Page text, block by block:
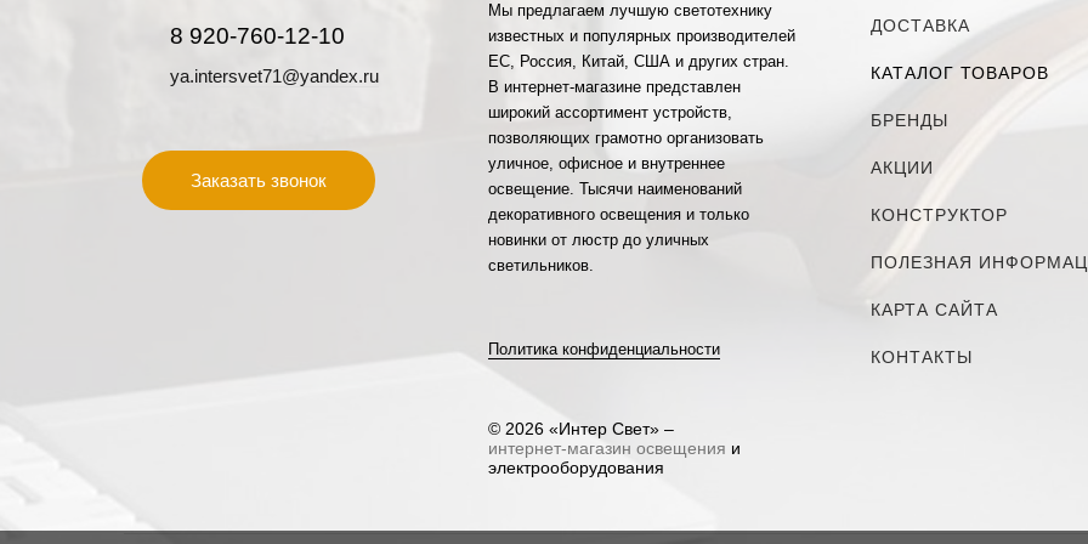
8 920-760-12-10
ya.intersvet71@yandex.ru
Заказать звонок
Мы предлагаем лучшую светотехнику
известных и популярных производителей
ЕС, Россия, Китай, США и других стран.
В интернет-магазине представлен
широкий ассортимент устройств,
позволяющих грамотно организовать
уличное, офисное и внутреннее
освещение. Тысячи наименований
декоративного освещения и только
новинки от люстр до уличных
светильников.
Политика конфиденциальности
© 2026 «Интер Свет» –
интернет-магазин освещения и
электрооборудования
ДОСТАВКА
КАТАЛОГ ТОВАРОВ
БРЕНДЫ
АКЦИИ
КОНСТРУКТОР
ПОЛЕЗНАЯ
КАРТА САЙТА
КОНТАКТЫ